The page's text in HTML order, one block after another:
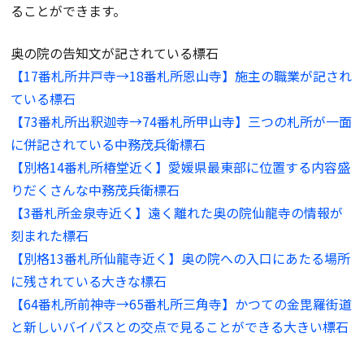
ることができます。
奥の院の告知文が記されている標石
【17番札所井戸寺→18番札所恩山寺】施主の職業が記され
ている標石
【73番札所出釈迦寺→74番札所甲山寺】三つの札所が一面
に併記されている中務茂兵衛標石
【別格14番札所椿堂近く】愛媛県最東部に位置する内容盛
りだくさんな中務茂兵衛標石
【3番札所金泉寺近く】遠く離れた奥の院仙龍寺の情報が
刻まれた標石
【別格13番札所仙龍寺近く】奥の院への入口にあたる場所
に残されている大きな標石
【64番札所前神寺→65番札所三角寺】かつての金毘羅街道
と新しいバイパスとの交点で見ることができる大きい標石